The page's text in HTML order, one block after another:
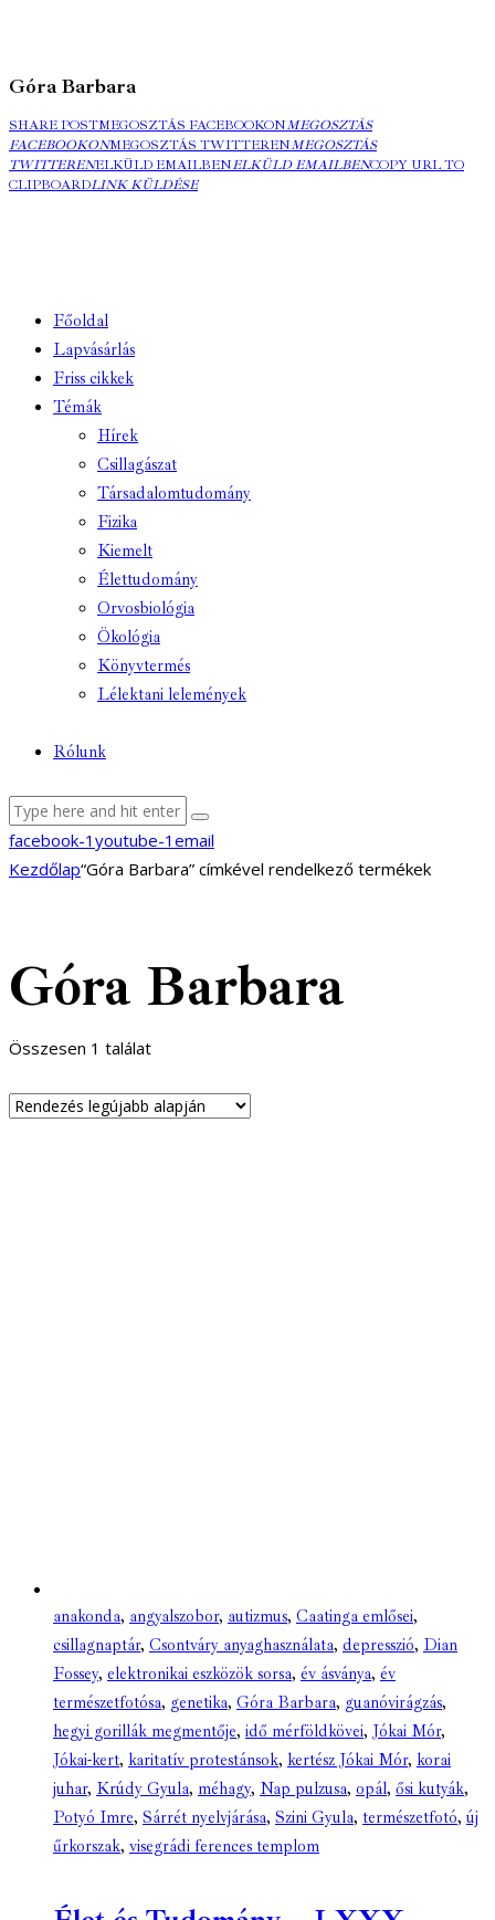
Góra Barbara
SHARE POSTMEGOSZTÁS FACEBOOKONMEGOSZTÁS
FACEBOOKONMEGOSZTÁS TWITTERENMEGOSZTÁS
TWITTERENELKÜLD EMAILBENELKÜLD EMAILBENCOPY URL TO
CLIPBOARDLINK KÜLDÉSE
Főoldal
Lapvásárlás
Friss cikkek
Témák
Hírek
Csillagászat
Társadalomtudomány
Fizika
Kiemelt
Élettudomány
Orvosbiológia
Ökológia
Könyvtermés
Lélektani lelemények
Rólunk
facebook-1 youtube-1 email
Kezdőlap“Góra Barbara” címkével rendelkező termékek
Góra Barbara
Összesen 1 találat
anakonda, angyalszobor, autizmus, Caatinga emlősei,
csillagnaptár, Csontváry anyaghasználata, depresszió, Dian
Fossey, elektronikai eszközök sorsa, év ásványa, év
természetfotósa, genetika, Góra Barbara, guanóvirágzás,
hegyi gorillák megmentője, idő mérföldkövei, Jókai Mór,
Jókai-kert, karitatív protestánsok, kertész Jókai Mór, korai
juhar, Krúdy Gyula, méhagy, Nap pulzusa, opál, ősi kutyák,
Potyó Imre, Sárrét nyelvjárása, Szini Gyula, természetfotó, új
űrkorszak, visegrádi ferences templom